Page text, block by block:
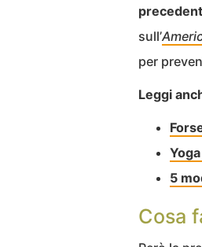
sull’
per
Leggi
5
Cosa